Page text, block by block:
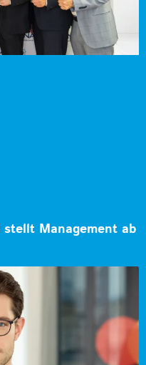
Management ab